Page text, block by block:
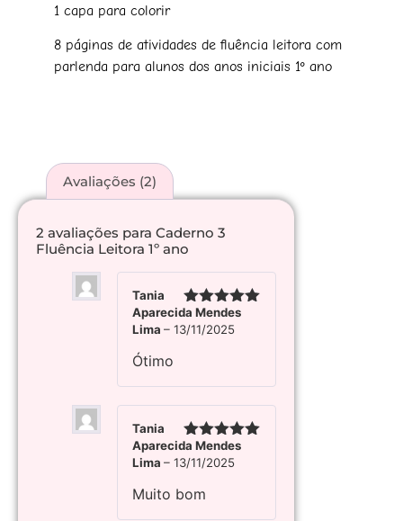
1 capa para colorir
8 páginas de atividades de fluência leitora com
parlenda para alunos dos anos iniciais 1º ano
Avaliações (2)
2 avaliações para Caderno 3
Fluência Leitora 1º ano
Avaliação
de 5
Tania
Aparecida Mendes
Lima – 13/11/2025
Ótimo
Avaliação
de 5
Tania
Aparecida Mendes
Lima – 13/11/2025
Muito bom